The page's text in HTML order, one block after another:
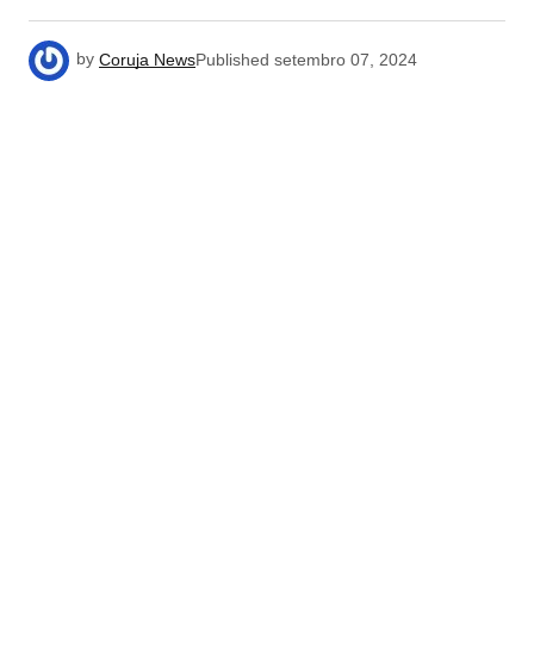
by Coruja NewsPublished setembro 07, 2024